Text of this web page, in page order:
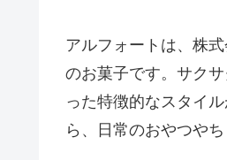
アルフォートは、株
のお菓子です。サク
った特徴的なスタイ
ら、日常のおやつや